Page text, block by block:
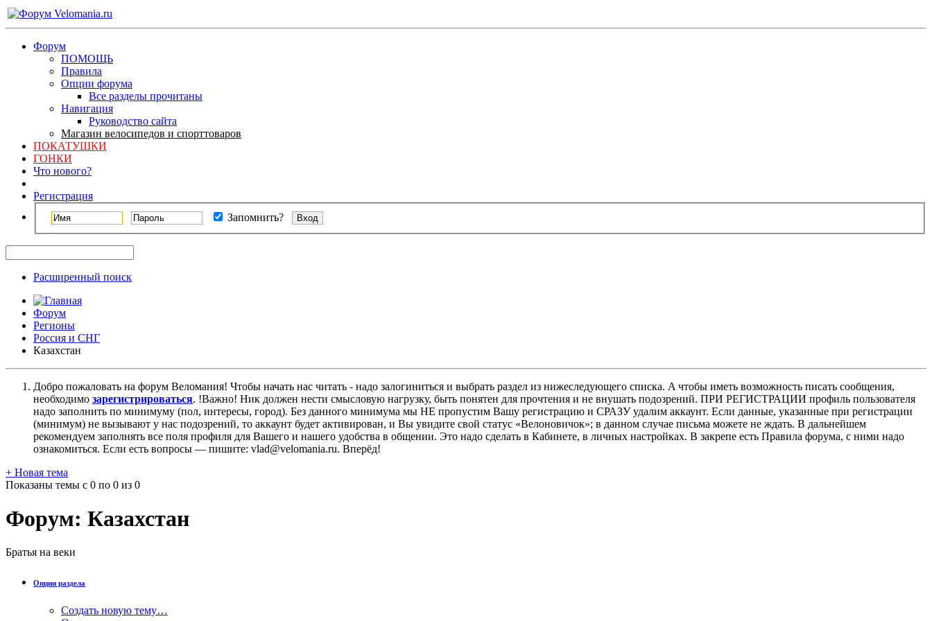
Форум
ПОМОЩЬ
Правила
Опции форума
Все разделы прочитаны
Навигация
Руководство сайта
Магазин велосипедов и спорттоваров
ПОКАТУШКИ
ГОНКИ
Что нового?
Регистрация
Запомнить?
Расширенный поиск
Форум
Регионы
Россия и СНГ
Казахстан
Добро пожаловать на форум Веломания! Чтобы начать нас читать - надо залогиниться и выбрать раздел из нижеследующего списка. A чтобы иметь возможность писать сообщения,
необходимо зарегистрироваться. !Важно! Ник должен нести смысловую нагрузку, быть понятен для прочтения и не внушать подозрений. ПРИ РЕГИСТРАЦИИ профиль пользователя
надо заполнить по минимуму (пол, интересы, город). Без данного минимума мы НЕ пропустим Вашу регистрацию и СРАЗУ удалим аккаунт. Если данные, указанные при регистрации
(минимум) не вызывают у нас подозрений, то аккаунт будет активирован, и Вы увидите свой статус «Велоновичок»; в данном случае письма можете не ждать. В дальнейшем
рекомендуем заполнять все поля профиля для Вашего и нашего удобства в общении. Это надо сделать в Кабинете, в личных настройках. В закрепе есть Правила форума, с ними надо
ознакомиться. Если есть вопросы — пишите: vlad@velomania.ru. Вперёд!
+ Новая тема
Показаны темы с 0 по 0 из 0
Форум: Казахстан
Братья на веки
Опции раздела
Создать новую тему…